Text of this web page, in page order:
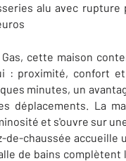
alu avec
cette maison
: proximité, confort
minutes, un
La
et s'ouvre sur
chaussée
de bains